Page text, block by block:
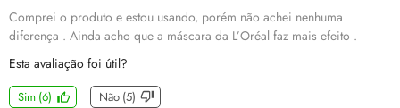
Comprei o produto e estou usando, porém não achei nenhuma
diferença . Ainda acho que a máscara da L’Oréal faz mais efeito .
Esta avaliação foi útil?
Sim (6) Não (5)